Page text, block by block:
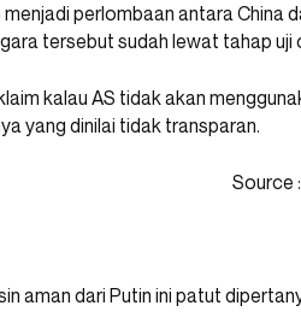
perlombaan antara China
tersebut sudah lewat tahap uji
kalau AS tidak akan
yang dinilai tidak transparan.
Source :
aman dari Putin ini patut